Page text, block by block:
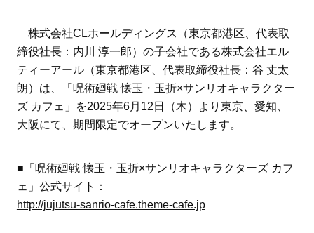
株式会社CLホールディングス（東京都港区、代表取
締役社長：内川 淳一郎）の子会社である株式会社エル
ティーアール（東京都港区、代表取締役社長：谷 丈太
朗）は、「呪術廻戦 懐玉・玉折×サンリオキャラクター
ズ カフェ」を2025年6月12日（木）より東京、愛知、
大阪にて、期間限定でオープンいたします。
■「呪術廻戦 懐玉・玉折×サンリオキャラクターズ カフ
ェ」公式サイト：
http://jujutsu-sanrio-cafe.theme-cafe.jp